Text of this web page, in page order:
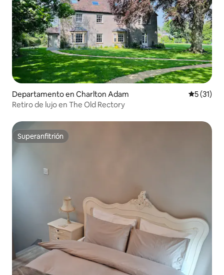
Departamento en Charlton Adam
5 (31)
Retiro de lujo en The Old Rectory
Superanfitrión
Superanfitrión